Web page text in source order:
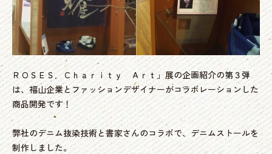
ＲＯＳＥＳ．Ｃｈａｒｉｔｙ Ａｒｔ」展の企画紹介の第３弾
は、福山企業とファッションデザイナーがコラボレーションした
商品開発です！
弊社のデニム抜染技術と書家さんのコラボで、デニムストールを
制作しました。